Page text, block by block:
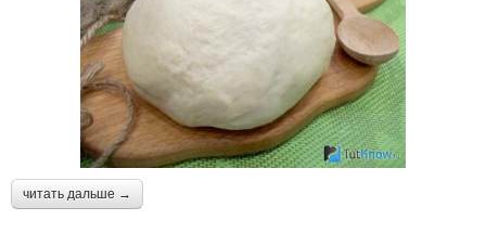
читать дальше →